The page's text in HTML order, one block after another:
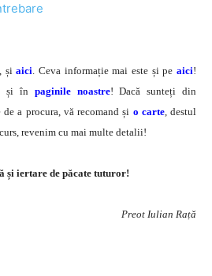
, șiaici. Ceva informație mai este și peaici!
și în paginile noastre! Dacă sunteți din
a procura, vă recomand și o carte, destul
revenim cu mai multe detalii!
și iertare de păcate tuturor!
Preot Iulian Rață